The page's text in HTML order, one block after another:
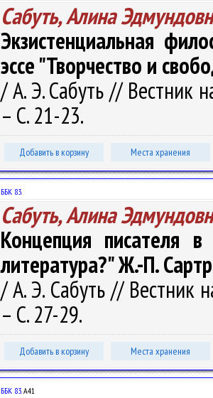
Сабуть, Алина
Экзистенциальная
эссе "Творчество и
/ А. Э. Сабуть // Вестник
– С. 21-23.
Добавить в корзину Места хранения
ББК 83.
Сабуть, Алина
Концепция писателя
литература?" Ж.-П.
/ А. Э. Сабуть // Вестник
– С. 27-29.
Добавить в корзину Места хранения
ББК 83.А41